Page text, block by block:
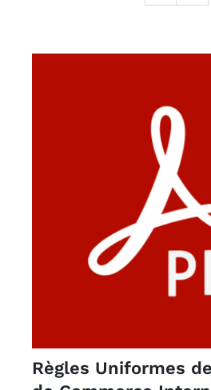
Règles Uniformes